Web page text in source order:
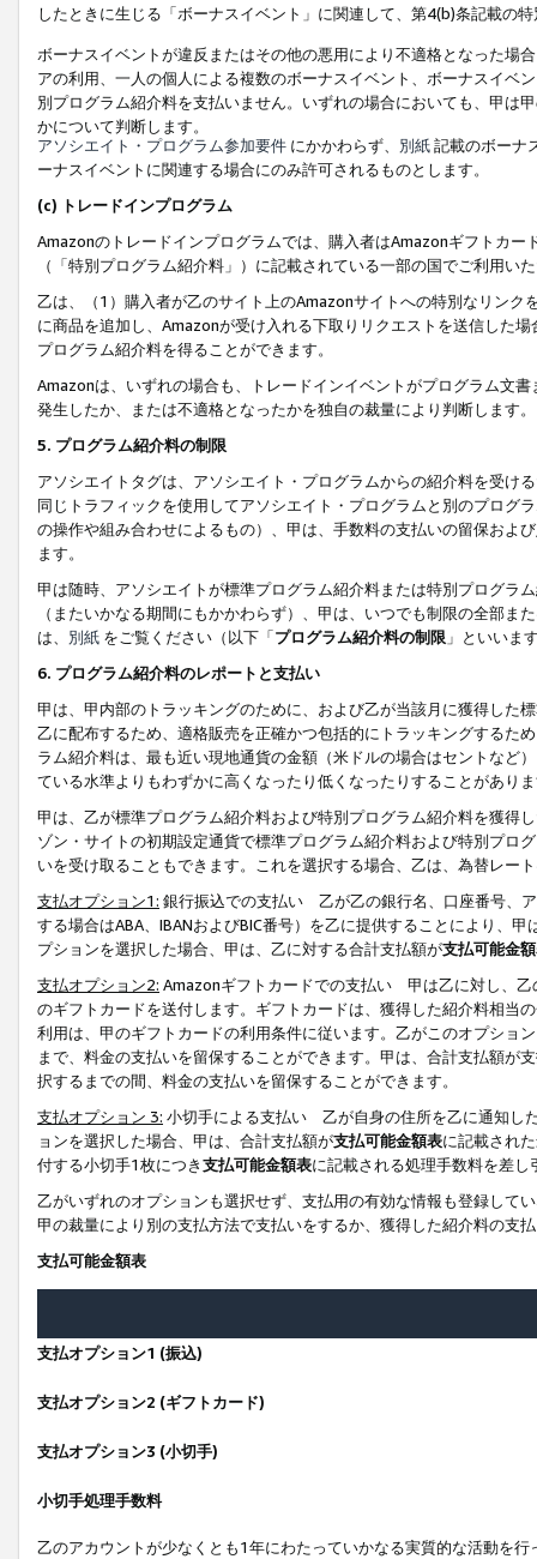
したときに生じる「ボーナスイベント」に関連して、第4(b)条記載の
ボーナスイベントが違反またはその他の悪用により不適格となった場
アの利用、一人の個人による複数のボーナスイベント、ボーナスイベ
別プログラム紹介料を支払いません。いずれの場合においても、甲は
かについて判断します。
アソシエイト・プログラム参加要件 にかかわらず、 別紙記載のボーナ
ーナスイベントに関連する場合にのみ許可されるものとします。
(c) トレードインプログラム
Amazonのトレードインプログラムでは、購入者はAmazonギフトカ
（「特別プログラム紹介料」）に記載されている一部の国でご利用い
乙は、（1）購入者が乙のサイト上のAmazonサイトへの特別なリン
に商品を追加し、Amazonが受け入れる下取りリクエストを送信した
プログラム紹介料を得ることができます。
Amazonは、いずれの場合も、トレードインイベントがプログラム文
発生したか、または不適格となったかを独自の裁量により判断します。
5. プログラム紹介料の制限
アソシエイトタグは、アソシエイト・プログラムからの紹介料を受け
同じトラフィックを使用してアソシエイト・プログラムと別のプログ
の操作や組み合わせによるもの）、甲は、手数料の支払いの留保およ
ます。
甲は随時、アソシエイトが標準プログラム紹介料または特別プログラ
（またいかなる期間にもかかわらず）、甲は、いつでも制限の全部
は、 別紙 をご覧ください（以下「プログラム紹介料の制限 」といいま
6. プログラム紹介料のレポートと支払い
甲は、甲内部のトラッキングのために、および乙が当該月に獲得した
乙に配布するため、適格販売を正確かつ包括的にトラッキングするた
ラム紹介料は、最も近い現地通貨の金額（米ドルの場合はセントなど
ている水準よりもわずかに高くなったり低くなったりすることがあり
甲は、乙が標準プログラム紹介料および特別プログラム紹介料を獲得
ゾン・サイトの初期設定通貨で標準プログラム紹介料および特別プロ
いを受け取ることもできます。これを選択する場合、乙は、為替レー
支払オプション1: 銀行振込での支払い 乙が乙の銀行名、口座番号、
する場合はABA、IBANおよびBIC番号）を乙に提供することにより、
プションを選択した場合、甲は、乙に対する合計支払額が支払可能金
支払オプション2: Amazonギフトカードでの支払い 甲は乙に対し、乙
のギフトカードを送付します。ギフトカードは、獲得した紹介料相当
利用は、甲のギフトカードの利用条件に従います。乙がこのオプショ
まで、料金の支払いを留保することができます。甲は、合計支払額が
択するまでの間、料金の支払いを留保することができます。
支払オプション 3: 小切手による支払い 乙が自身の住所を乙に通知し
ョンを選択した場合、甲は、合計支払額が支払可能金額表に記載され
付する小切手1枚につき支払可能金額表に記載される処理手数料を差し
乙がいずれのオプションも選択せず、支払用の有効な情報も登録して
甲の裁量により別の支払方法で支払いをするか、獲得した紹介料の支
支払可能金額表
支払オプション1 (振込)
支払オプション2 (ギフトカード)
支払オプション3 (小切手)
小切手処理手数料
乙のアカウントが少なくとも1年にわたっていかなる実質的な活動を